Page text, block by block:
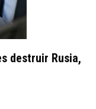
destruir Rusia,